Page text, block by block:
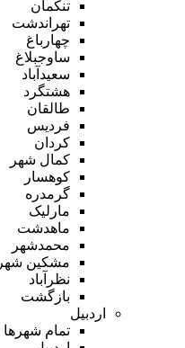
تنکمان
تهراندشت
چهارباغ
ساوجبلاغ
سعیدآباد
هشتگرد
طالقان
فردیس
کردان
کمال شهر
کوهسار
گرمدره
مارلیک
ماهدشت
محمدشهر
مشکین شهر
نظرآباد
بازگشت
اردبیل
تمام شهر‌ها